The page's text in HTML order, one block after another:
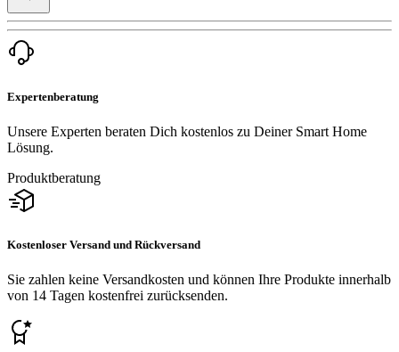
Expertenberatung
Unsere Experten beraten Dich kostenlos zu Deiner Smart Home
Lösung.
Produktberatung
Kostenloser Versand und Rückversand
Sie zahlen keine Versandkosten und können Ihre Produkte innerhalb
von 14 Tagen kostenfrei zurücksenden.